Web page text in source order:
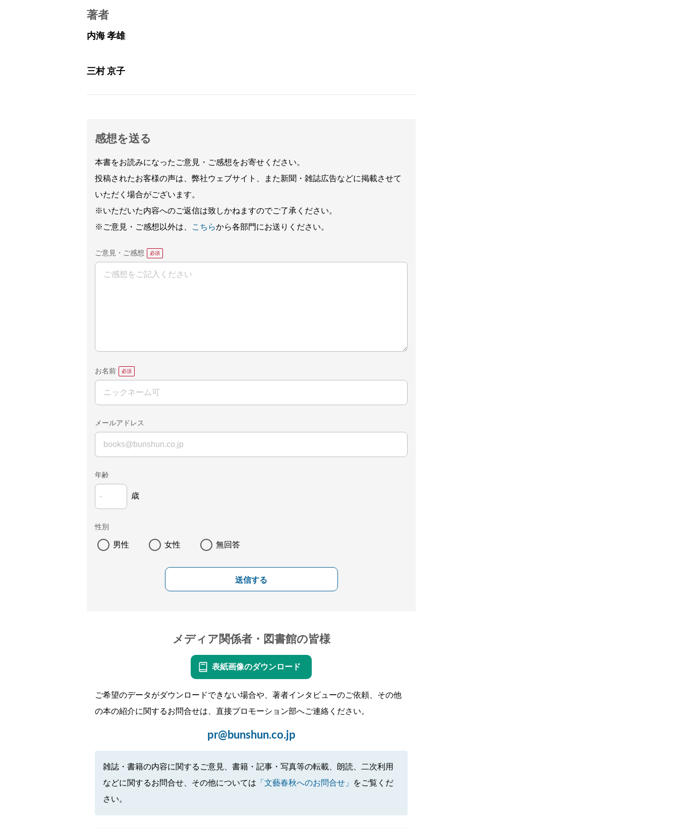
著者
内海 孝雄
三村 京子
感想を送る
本書をお読みになったご意見・ご感想をお寄せください。
投稿されたお客様の声は、弊社ウェブサイト、また新聞・雑誌広告などに掲載させて
いただく場合がございます。
※いただいた内容へのご返信は致しかねますのでご了承ください。
※ご意見・ご感想以外は、
こちらから各部門にお送りください。
ご意見・ご感想
お名前
メールアドレス
年齢
歳
性別
男性 女性 無回答
送信する
メディア関係者・図書館の皆様
表紙画像のダウンロード
ご希望のデータがダウンロードできない場合や、著者インタビューのご依頼、その他
の本の紹介に関するお問合せは、直接プロモーション部へご連絡ください。
pr@bunshun.co.jp
雑誌・書籍の内容に関するご意見、書籍・記事・写真等の転載、朗読、二次利用
などに関するお問合せ、その他については 「文藝春秋へのお問合せ」
をご覧くだ
さい。